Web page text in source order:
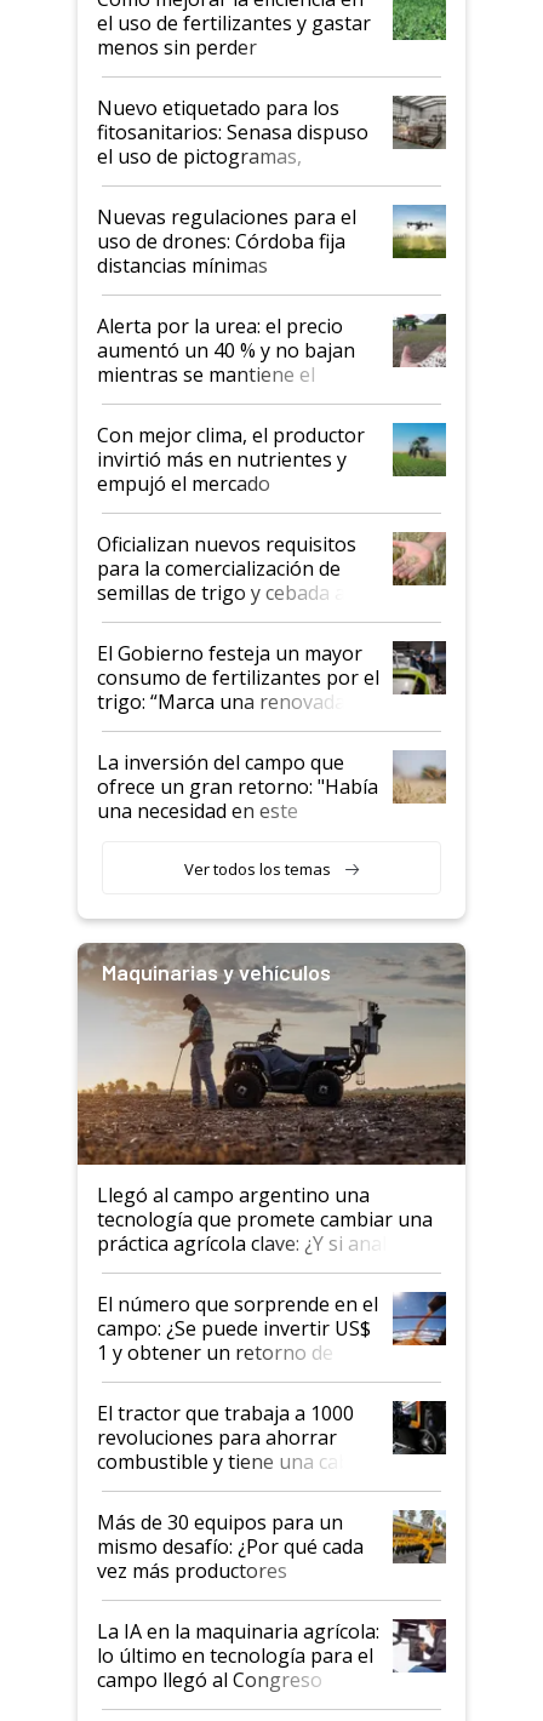
el uso de fertilizantes y gastar
menos sin perder
productividad en la campaña
fina
Nuevo etiquetado para los
fitosanitarios: Senasa dispuso
el uso de pictogramas,
palabras de advertencia e
indicaciones
Nuevas regulaciones para el
uso de drones: Córdoba fija
distancias mínimas
Alerta por la urea: el precio
aumentó un 40 % y no bajan
mientras se mantiene el
conflicto en Medio Oriente
Con mejor clima, el productor
invirtió más en nutrientes y
empujó el mercado
Oficializan nuevos requisitos
para la comercialización de
semillas de trigo y cebada a
granel
El Gobierno festeja un mayor
consumo de fertilizantes por el
trigo: “Marca una renovada
confianza de los productores”
La inversión del campo que
ofrece un gran retorno: "Había
una necesidad en este
Ver todos los temas
Maquinarias y vehículos
Llegó al campo argentino una
tecnología que promete cambiar una
práctica agrícola clave: ¿Y si analizar
el suelo fuera tan simple como
apretar un botón?
El número que sorprende en el
campo: ¿Se puede invertir US$
1 y obtener un retorno de
hasta US$ 10 en agricultura?
El tractor que trabaja a 1000
revoluciones para ahorrar
combustible y tiene una cabina
que parece una computadora:
lo último en el mundo,
disponible en Argentina
Más de 30 equipos para un
mismo desafío: ¿Por qué cada
vez más productores
incorporan fertilizante bajo
tierra?
La IA en la maquinaria agrícola:
lo último en tecnología para el
campo llegó al Congreso
Aapresid 2026